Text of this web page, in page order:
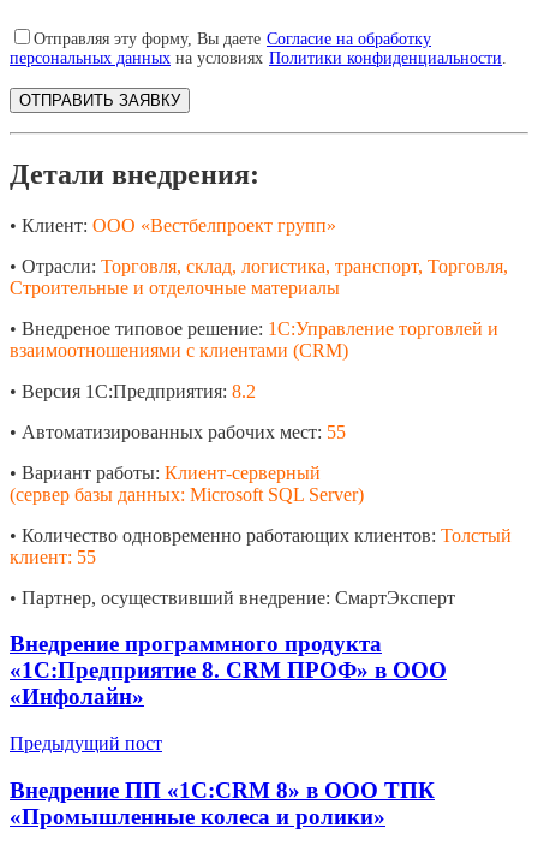
Отправляя эту форму, Вы даете Согласие на обработку
персональных данных на условиях Политики конфиденциальности
Детали внедрения:
• Клиент: ООО «Вестбелпроект групп»
• Отрасли: Торговля, склад, логистика, транспорт, Торговля,
Строительные и отделочные материалы
• Внедреное типовое решение: 1С:Управление торговлей и
взаимоотношениями с клиентами (CRM)
• Версия 1С:Предприятия: 8.2
• Автоматизированных рабочих мест: 55
• Вариант работы: Клиент-серверный
(сервер базы данных: Microsoft SQL Server)
• Количество одновременно работающих клиентов: Толстый
клиент: 55
• Партнер, осуществивший внедрение: СмартЭксперт
Внедрение программного продукта
«1С:Предприятие 8. CRM ПРОФ» в ООО
«Инфолайн»
Предыдущий пост
Внедрение ПП «1С:CRM 8» в ООО ТПК
«Промышленные колеса и ролики»